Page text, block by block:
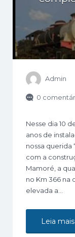
Admin
0
Nesse dia 10
anos de
nossa querida
com a
Mamoré, a
no Km 366 na
elevada a…
Leia mais